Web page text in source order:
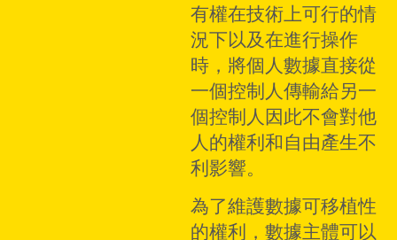
有權在技術上可行的情
況下以及在進行操作
時，將個人數據直接從
一個控制人傳輸給另一
個控制人因此不會對他
人的權利和自由產生不
利影響。
為了維護數據可移植性
的權利，數據主體可以